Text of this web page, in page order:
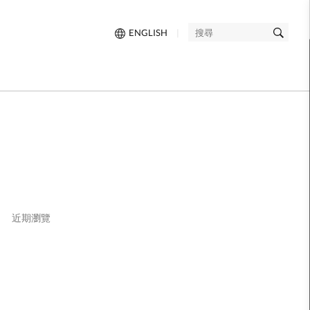
ENGLISH 搜
近期瀏覽